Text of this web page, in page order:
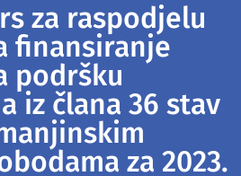
za raspodjelu
finansiranje
podršku
iz člana 36 stav
za 2023.